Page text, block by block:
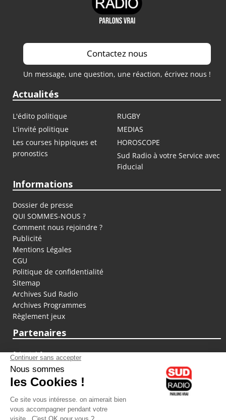
Contactez nous
Un message, une question, une réaction, écrivez nous !
Actualités
L'édito politique
RUGBY
L'invité politique
MEDIAS
Les courses hippiques et
pronostics
HOROSCOPE
Sud Radio à votre Service avec
Fiducial
Informations
Dossier de presse
QUI SOMMES-NOUS ?
Comment nous rejoindre ?
Publicité
Mentions Légales
CGU
Politique de confidentialité
Sitemap
Archives Sud Radio
Archives Programmes
Règlement jeux
Partenaires
fiducial.fr
lyoncapitale.fr
olympique-et-lyonnais.com
L'application Iphone / Android